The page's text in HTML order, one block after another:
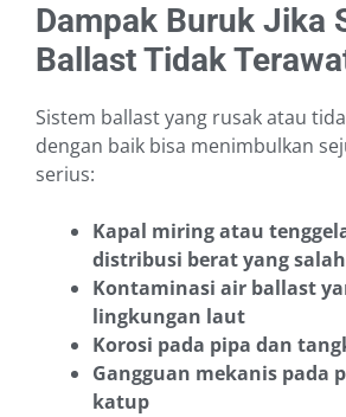
Dampak Buruk Jika
Ballast Tidak
Sistem ballast yang rusak atau
dengan baik bisa menimbulkan
serius:
Kapal miring atau
distribusi berat yang salah
Kontaminasi air ballast
lingkungan laut
Korosi pada pipa dan
Gangguan mekanis pada
katup